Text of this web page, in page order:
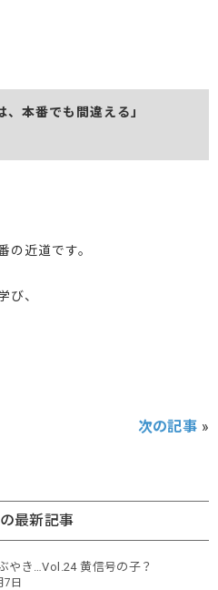
、本番でも間違える」
の近道です。
び、
次の記事 »
最新記事
やき…Vol.24 黄信号の子？
7日